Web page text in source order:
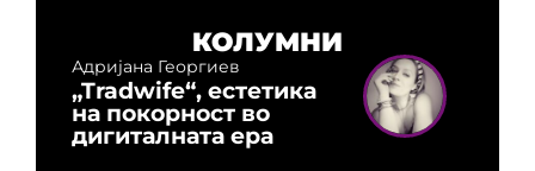
КОЛУМНИ
Адријана Георгиев
„Tradwife“, естетика
на покорност во
дигиталната ера